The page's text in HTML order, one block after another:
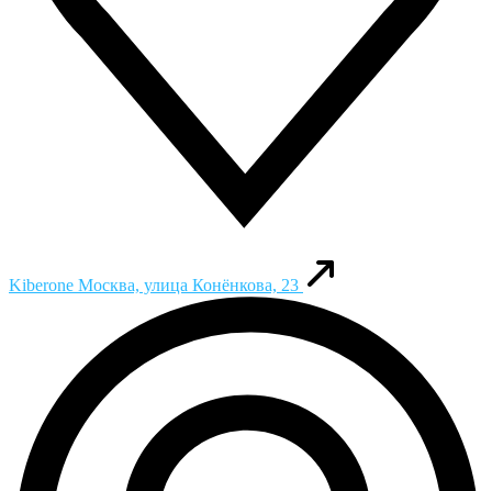
Kiberone Москва, улица Конёнкова, 23